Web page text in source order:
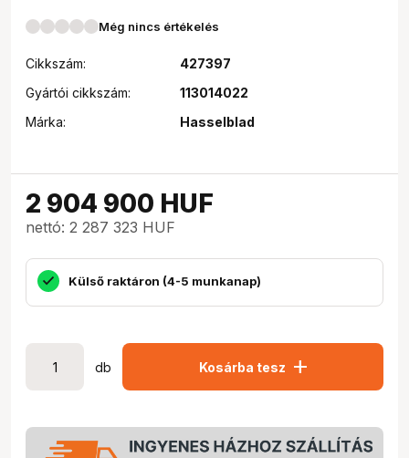
Még nincs értékelés
Cikkszám:
427397
Gyártói cikkszám:
113014022
Márka:
Hasselblad
2 904 900 HUF
nettó: 2 287 323 HUF
Külső raktáron (4-5 munkanap)
db Kosárba tesz add